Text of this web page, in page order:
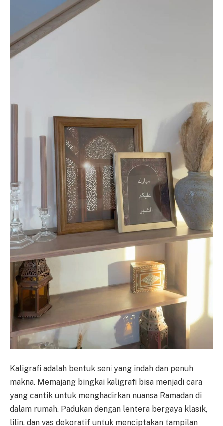
Kaligrafi adalah bentuk seni yang indah dan penuh
makna. Memajang bingkai kaligrafi bisa menjadi cara
yang cantik untuk menghadirkan nuansa Ramadan di
dalam rumah. Padukan dengan lentera bergaya klasik,
lilin, dan vas dekoratif untuk menciptakan tampilan